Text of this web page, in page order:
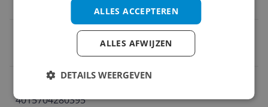
4015704280395
ALLES ACCEPTEREN
ALLES AFWIJZEN
DETAILS WEERGEVEN